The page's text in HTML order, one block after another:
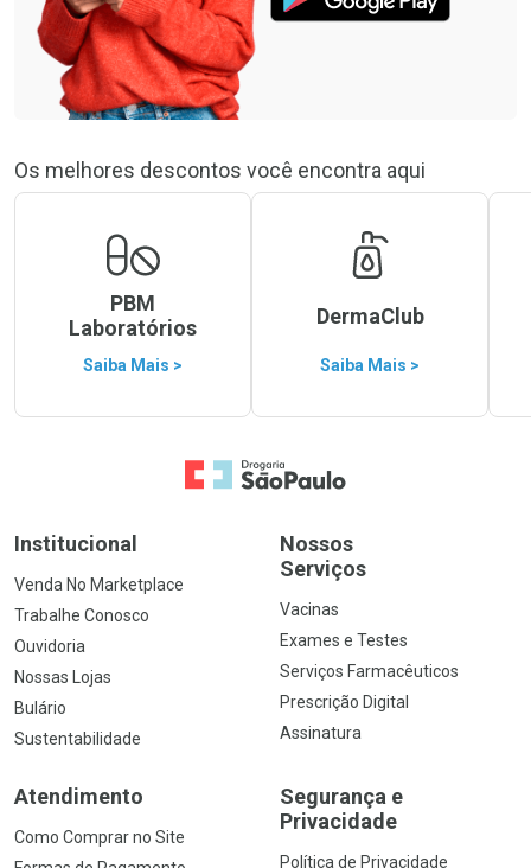
Os melhores descontos você encontra aqui
PBM
Laboratórios
Saiba Mais >
DermaClub
Saiba Mais >
Ir para a Home
Institucional
Venda No Marketplace
Trabalhe Conosco
Ouvidoria
Nossas Lojas
Bulário
Sustentabilidade
Nossos
Serviços
Vacinas
Exames e Testes
Serviços Farmacêuticos
Prescrição Digital
Assinatura
Atendimento
Como Comprar no Site
Segurança e
Privacidade
Política de Privacidade